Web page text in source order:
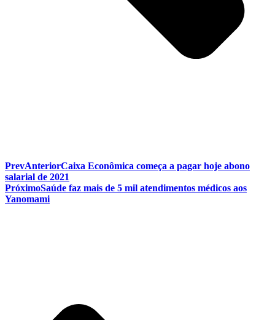
PrevAnteriorCaixa Econômica começa a pagar hoje abono
salarial de 2021
PróximoSaúde faz mais de 5 mil atendimentos médicos aos
Yanomami